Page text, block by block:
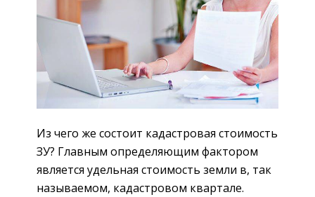
Из чего же состоит кадастровая стоимость
ЗУ? Главным определяющим фактором
является удельная стоимость земли в, так
называемом, кадастровом квартале.